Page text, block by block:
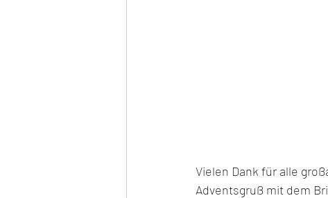
Vielen Dank für alle
Adventsgruß mit dem